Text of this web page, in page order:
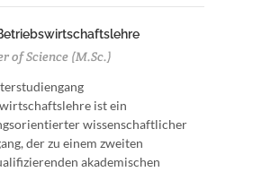
of Science (M.Sc.)
ist ein
wissenschaftlicher
der zu einem zweiten
akademischen